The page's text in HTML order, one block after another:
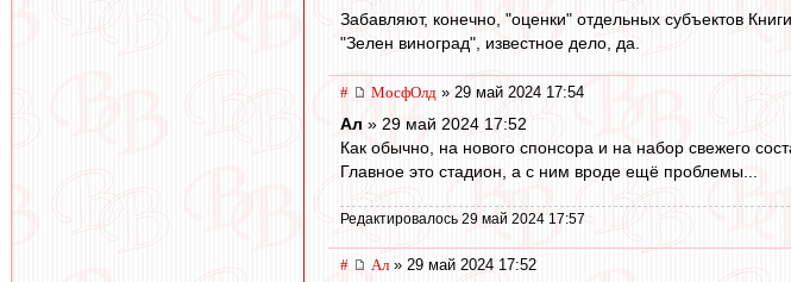
Забавляют, конечно, "оценки" отдельных субъектов
"Зелен виноград", известное дело, да.
# МосфОлд » 29 май 2024 17:54
Ал » 29 май 2024 17:52
Как обычно, на нового спонсора и на набор свежего
Главное это стадион, а с ним вроде ещё проблемы...
Редактировалось 29 май 2024 17:57
# Ал » 29 май 2024 17:52